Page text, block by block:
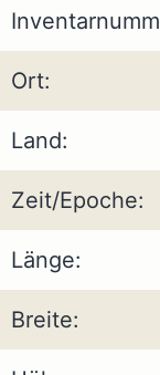
Ort:
Land:
Zeit/Epoche:
Länge:
Breite: